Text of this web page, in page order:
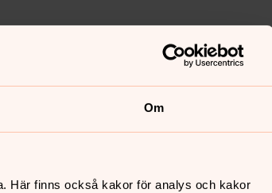
Om
Här finns också kakor för analys och kakor
som är lika fin oavsett om den